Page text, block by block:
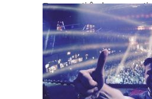
Bucureşti în luna